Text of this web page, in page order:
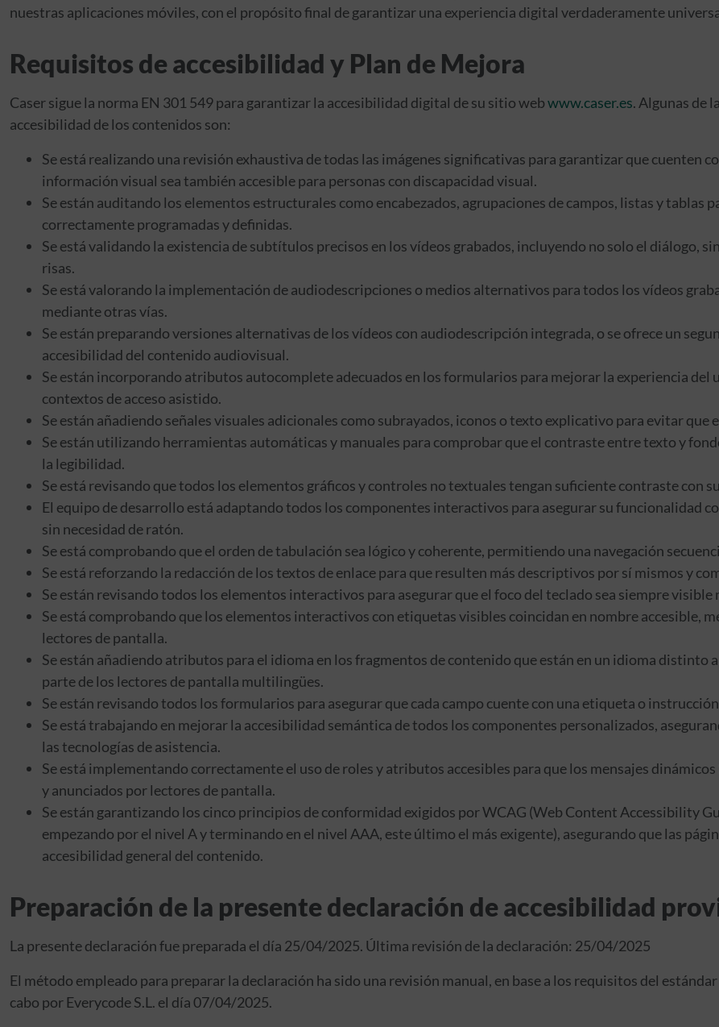
nuestras aplicaciones móviles, con el propósito final de garantizar una experiencia digital verdaderamente
Requisitos de accesibilidad y Plan de Mejora
Caser sigue la norma EN 301 549 para garantizar la accesibilidad digital de su sitio webwww.caser.es. Algunas de
accesibilidad de los contenidos son:
Se está realizando una revisión exhaustiva de todas las imágenes significativas para garantizar que cuenten
información visual sea también accesible para personas con discapacidad visual.
Se están auditando los elementos estructurales como encabezados, agrupaciones de campos, listas y tablas
correctamente programadas y definidas.
Se está validando la existencia de subtítulos precisos en los vídeos grabados, incluyendo no solo el diálogo,
risas.
Se está valorando la implementación de audiodescripciones o medios alternativos para todos los vídeos
mediante otras vías.
Se están preparando versiones alternativas de los vídeos con audiodescripción integrada, o se ofrece un
accesibilidad del contenido audiovisual.
Se están incorporando atributos autocomplete adecuados en los formularios para mejorar la experiencia del
contextos de acceso asistido.
Se están añadiendo señales visuales adicionales como subrayados, iconos o texto explicativo para evitar
Se están utilizando herramientas automáticas y manuales para comprobar que el contraste entre texto y
la legibilidad.
Se está revisando que todos los elementos gráficos y controles no textuales tengan suficiente contraste con
El equipo de desarrollo está adaptando todos los componentes interactivos para asegurar su funcionalidad
sin necesidad de ratón.
Se está comprobando que el orden de tabulación sea lógico y coherente, permitiendo una navegación
Se está reforzando la redacción de los textos de enlace para que resulten más descriptivos por sí mismos y
Se están revisando todos los elementos interactivos para asegurar que el foco del teclado sea siempre
Se está comprobando que los elementos interactivos con etiquetas visibles coincidan en nombre accesible,
lectores de pantalla.
Se están añadiendo atributos para el idioma en los fragmentos de contenido que están en un idioma
parte de los lectores de pantalla multilingües.
Se están revisando todos los formularios para asegurar que cada campo cuente con una etiqueta o
Se está trabajando en mejorar la accesibilidad semántica de todos los componentes personalizados,
las tecnologías de asistencia.
Se está implementando correctamente el uso de roles y atributos accesibles para que los mensajes
y anunciados por lectores de pantalla.
Se están garantizando los cinco principios de conformidad exigidos por WCAG (Web Content Accessibility
empezando por el nivel A y terminando en el nivel AAA, este último el más exigente), asegurando que las
accesibilidad general del contenido.
Preparación de la presente declaración de accesibilidad
La presente declaración fue preparada el día 25/04/2025. Última revisión de la declaración: 25/04/2025
El método empleado para preparar la declaración ha sido una revisión manual, en base a los requisitos del
cabo por Everycode S.L. el día 07/04/2025.